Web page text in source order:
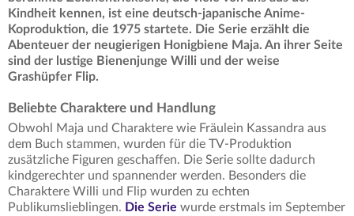
Kindheit kennen, ist eine deutsch-japanische Anime-
Koproduktion, die 1975 startete. Die Serie erzählt die
Abenteuer der neugierigen Honigbiene Maja. An ihrer Seite
sind der lustige Bienenjunge Willi und der weise
Grashüpfer Flip.
Beliebte Charaktere und Handlung
Obwohl Maja und Charaktere wie Fräulein Kassandra aus
dem Buch stammen, wurden für die TV-Produktion
zusätzliche Figuren geschaffen. Die Serie sollte dadurch
kindgerechter und spannender werden. Besonders die
Charaktere Willi und Flip wurden zu echten
Publikumslieblingen. Die Serie wurde erstmals im September